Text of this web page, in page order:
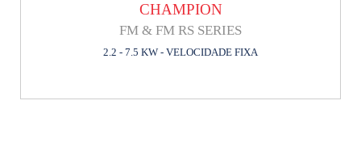
CHAMPION
FM & FM RS SERIES
2.2 - 7.5 KW - VELOCIDADE FIXA